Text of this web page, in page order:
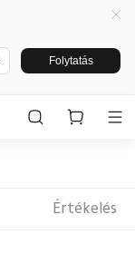
Folytatás
Értékelés